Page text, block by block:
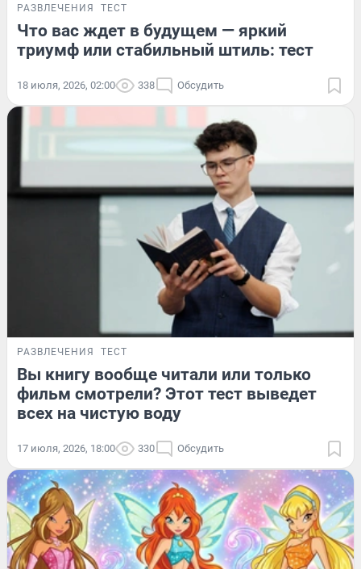
РАЗВЛЕЧЕНИЯ ТЕСТ
Что вас ждет в будущем — яркий
триумф или стабильный штиль: тест
18 июля, 2026, 02:00 338 Обсудить
РАЗВЛЕЧЕНИЯ ТЕСТ
Вы книгу вообще читали или только
фильм смотрели? Этот тест выведет
всех на чистую воду
17 июля, 2026, 18:00 330 Обсудить